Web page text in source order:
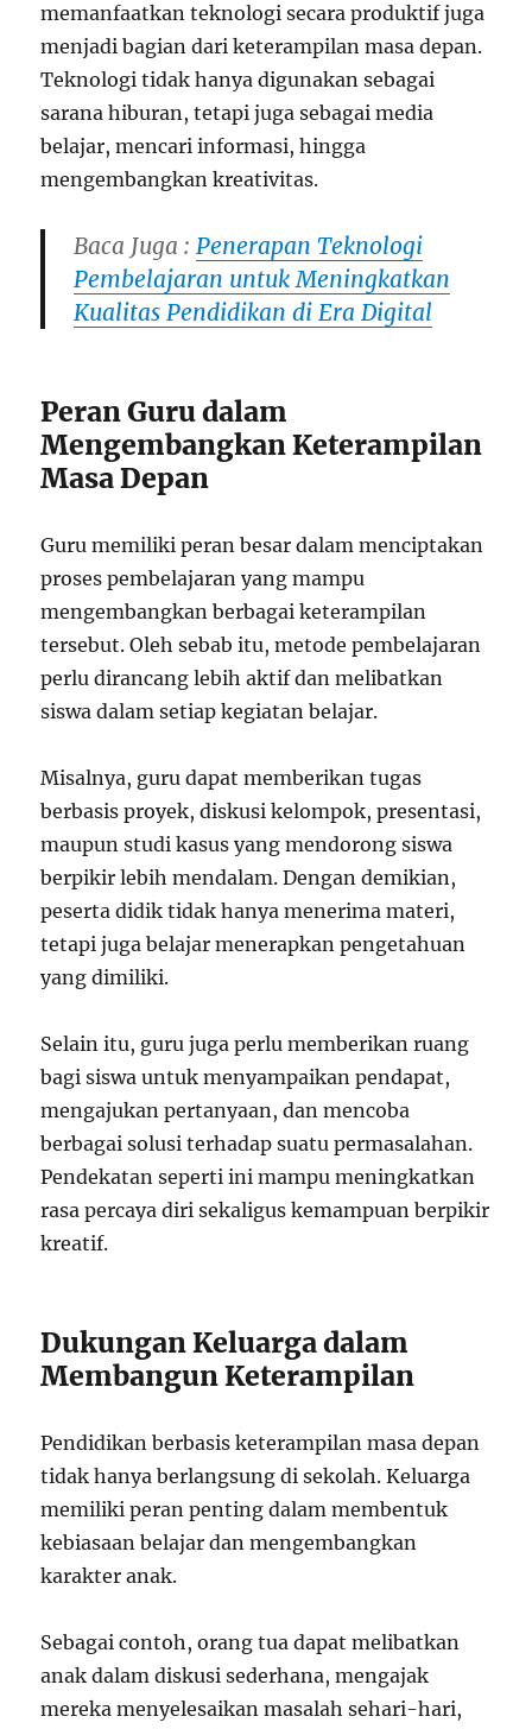
memanfaatkan teknologi secara produktif juga
menjadi bagian dari keterampilan masa depan.
Teknologi tidak hanya digunakan sebagai
sarana hiburan, tetapi juga sebagai media
belajar, mencari informasi, hingga
mengembangkan kreativitas.
Baca Juga :Penerapan Teknologi
Pembelajaran untuk Meningkatkan
Kualitas Pendidikan di Era Digital
Peran Guru dalam
Mengembangkan Keterampilan
Masa Depan
Guru memiliki peran besar dalam menciptakan
proses pembelajaran yang mampu
mengembangkan berbagai keterampilan
tersebut. Oleh sebab itu, metode pembelajaran
perlu dirancang lebih aktif dan melibatkan
siswa dalam setiap kegiatan belajar.
Misalnya, guru dapat memberikan tugas
berbasis proyek, diskusi kelompok, presentasi,
maupun studi kasus yang mendorong siswa
berpikir lebih mendalam. Dengan demikian,
peserta didik tidak hanya menerima materi,
tetapi juga belajar menerapkan pengetahuan
yang dimiliki.
Selain itu, guru juga perlu memberikan ruang
bagi siswa untuk menyampaikan pendapat,
mengajukan pertanyaan, dan mencoba
berbagai solusi terhadap suatu permasalahan.
Pendekatan seperti ini mampu meningkatkan
rasa percaya diri sekaligus kemampuan berpikir
kreatif.
Dukungan Keluarga dalam
Membangun Keterampilan
Pendidikan berbasis keterampilan masa depan
tidak hanya berlangsung di sekolah. Keluarga
memiliki peran penting dalam membentuk
kebiasaan belajar dan mengembangkan
karakter anak.
Sebagai contoh, orang tua dapat melibatkan
anak dalam diskusi sederhana, mengajak
mereka menyelesaikan masalah sehari-hari,